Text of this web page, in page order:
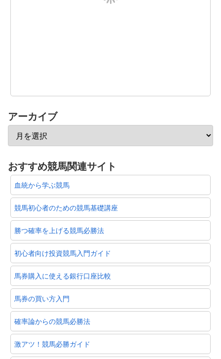
馬券の買い方入門
確率論からの競馬必勝法
実践競馬 虎の巻
勝馬の選び方
今日から競馬で儲けよう！
投資競馬必勝法
競馬データアンテナ
【相互】競馬関連サイト
うまちゃんねる
俺の当たる競馬予想